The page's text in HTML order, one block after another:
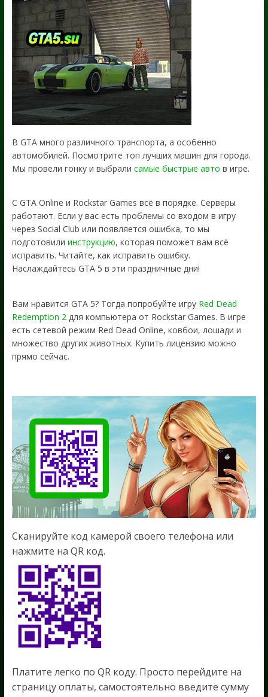
В GTA много различного транспорта, а особенно
автомобилей. Посмотрите топ лучших машин для города.
Мы провели гонку и выбрали самые быстрые авто в игре.
С GTA Online и Rockstar Games всё в порядке. Серверы
работают. Если у вас есть проблемы со входом в игру
через Social Club или появляется ошибка, то мы
подготовили инструкцию, которая поможет вам всё
исправить. Читайте, как исправить ошибку.
Наслаждайтесь GTA 5 в эти праздничные дни!
Вам нравится GTA 5? Тогда попробуйте игру Red Dead
Redemption 2для компьютера от Rockstar Games. В игре
есть сетевой режим Red Dead Online, ковбои, лошади и
множество других животных. Купить лицензию можно
прямо сейчас.
Сканируйте код камерой своего телефона или
нажмите на QR код.
Платите легко по QR коду. Просто перейдите на
страницу оплаты, самостоятельно введите сумму